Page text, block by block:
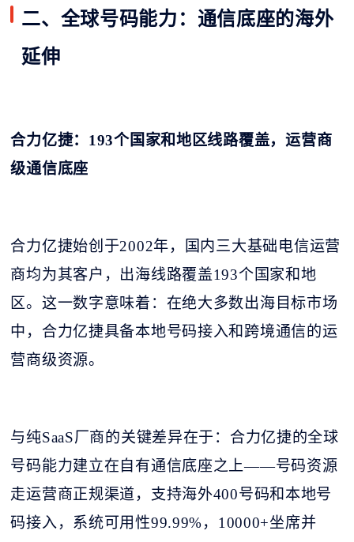
二、全球号码能力：通信底座的海外
延伸
合力亿捷： 193个国家和地区线路覆盖，运营商
级通信底座
合力亿捷始创于2002年，国内三大基础电信运营
商均为其客户，出海线路覆盖193个国家和地
区。这一数字意味着：在绝大多数出海目标市场
中，合力亿捷具备本地号码接入和跨境通信的运
营商级资源。
与纯SaaS厂商的关键差异在于：合力亿捷的全球
号码能力建立在自有通信底座之上——号码资源
走运营商正规渠道，支持海外400号码和本地号
码接入，系统可用性99.99%，10000+坐席并